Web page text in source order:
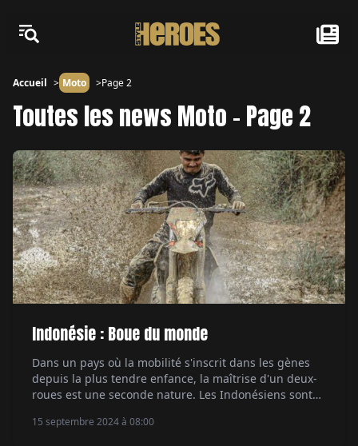
Accueil Moto Page 2
Toutes les news Moto - Page 2
Indonésie : Boue du monde
Dans un pays où la mobilité s'inscrit dans les gènes
depuis la plus tendre enfance, la maîtrise d'un deux-
roues est une seconde nature. Les Indonésiens sont
pratiquent assidûment le motocross, l'enduro et le 4 x
15 septembre 2024 à 08:00